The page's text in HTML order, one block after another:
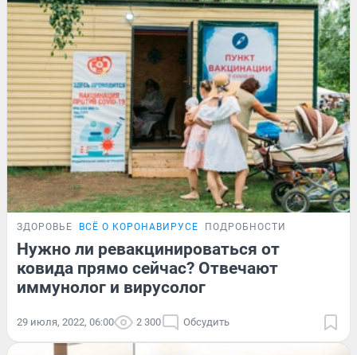
ЗДОРОВЬЕ ВСЁ О КОРОНАВИРУСЕ ПОДРОБНОСТИ
Нужно ли ревакцинироваться от
ковида прямо сейчас? Отвечают
иммунолог и вирусолог
29 июля, 2022, 06:00 2 300 Обсудить